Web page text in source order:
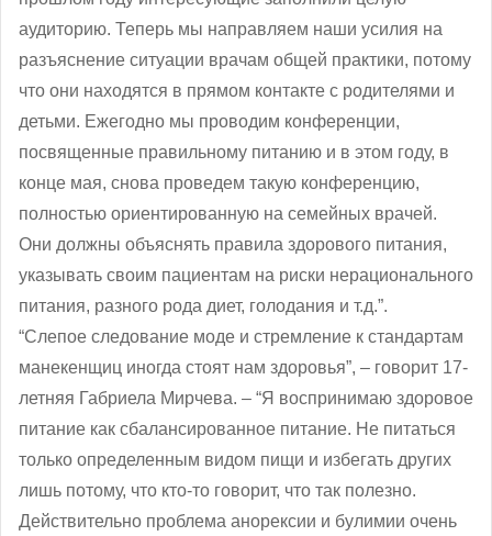
аудиторию. Теперь мы направляем наши усилия на
разъяснение ситуации врачам общей практики, потому
что они находятся в прямом контакте с родителями и
детьми. Ежегодно мы проводим конференции,
посвященные правильному питанию и в этом году, в
конце мая, снова проведем такую конференцию,
полностью ориентированную на семейных врачей.
Они должны объяснять правила здорового питания,
указывать своим пациентам на риски нерационального
питания, разного рода диет, голодания и т.д.”.
“Слепое следование моде и стремление к стандартам
манекенщиц иногда стоят нам здоровья”, ‒ говорит 17-
летняя Габриела Мирчева. ‒ “Я воспринимаю здоровое
питание как сбалансированное питание. Не питаться
только определенным видом пищи и избегать других
лишь потому, что кто-то говорит, что так полезно.
Действительно проблема анорексии и булимии очень